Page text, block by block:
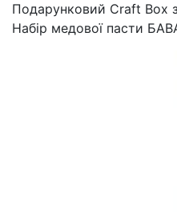
Подарунковий Craft Box
Набір медової пасти